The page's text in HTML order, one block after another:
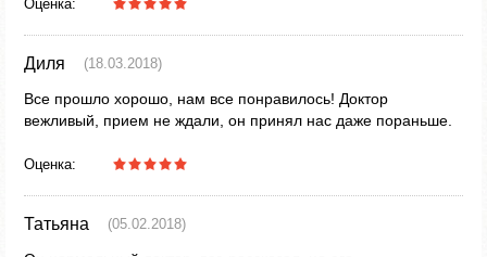
Оценка:
Диля (18.03.2018)
Все прошло хорошо, нам все понравилось! Доктор
вежливый, прием не ждали, он принял нас даже пораньше.
Оценка:
Татьяна (05.02.2018)